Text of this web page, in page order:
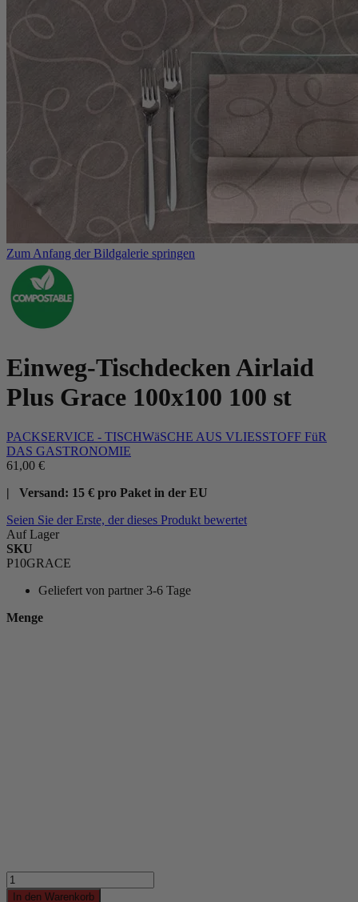
Zum Anfang der Bildgalerie springen
Einweg-Tischdecken Airlaid
Plus Grace 100x100 100 st
PACKSERVICE - TISCHWäSCHE AUS VLIESSTOFF FüR
DAS GASTRONOMIE
61,00 €
| Versand: 15 € pro Paket in der EU
Seien Sie der Erste, der dieses Produkt bewertet
Auf Lager
SKU
P10GRACE
Geliefert von partner 3-6 Tage
Menge
In den Warenkorb